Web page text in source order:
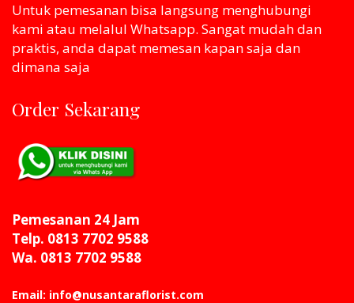
Untuk pemesanan bisa langsung menghubungi
kami atau melaluI Whatsapp. Sangat mudah dan
praktis, anda dapat memesan kapan saja dan
dimana saja
Order Sekarang
Pemesanan 24 Jam
Telp. 0813 7702 9588
Wa. 0813 7702 9588
Email: info@nusantaraflorist.com